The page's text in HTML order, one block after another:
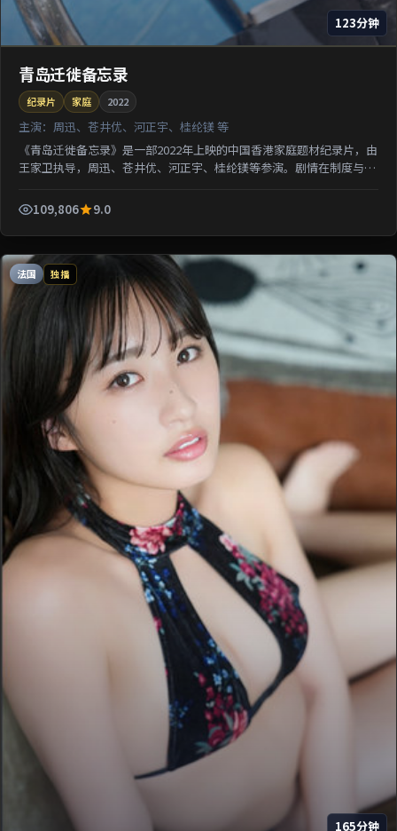
123分钟
青岛迁徙备忘录
纪录片 家庭 2022
主演： 周迅、苍井优、河正宇、桂纶镁 等
《青岛迁徙备忘录》是一部2022年上映的中国香港家庭题材纪录片，由
王家卫执导，周迅、苍井优、河正宇、桂纶镁等参演。剧情在制度与人
109,806
9.0
法国 独播
165分钟